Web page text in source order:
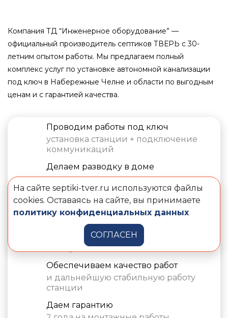
Компания ТД “Инженерное оборудование” —
официальный производитель септиков ТВЕРЬ с 30-
летним опытом работы. Мы предлагаем полный
комплекс услуг по установке автономной канализации
под ключ в Набережные Челне и области по выгодным
ценам и с гарантией качества.
Проводим работы под ключ
установка станции + подключение
коммуникаций
Делаем разводку в доме
и экономим ваше время
Работаем в будни или выходные
в зависимости от ваших пожеланий
Соблюдаем технологии
монтажа станции и прокладки
коммуникаций
Обеспечиваем качество работ
и дальнейшую стабильную работу
станции
Даем гарантию
На сайте septiki-tver.ru используются файлы
cookies. Оставаясь на сайте, вы принимаете
политику конфиденциальных данных
СОГЛАСЕН